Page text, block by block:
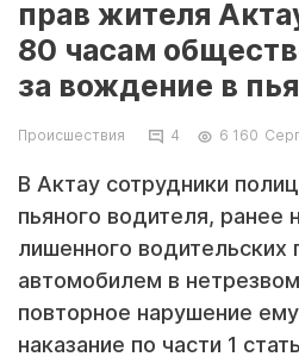
прав жителя
80 часам
за вождение в
Происшествия 4 6 160
В Актау сотрудники
пьяного водителя, ранее
лишенного водительских
автомобилем в
повторное нарушение
наказание по части 1